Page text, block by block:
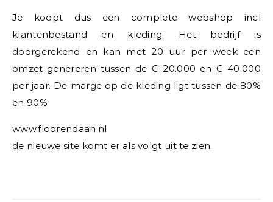
Je koopt dus een complete webshop incl
klantenbestand en kleding. Het bedrijf is
doorgerekend en kan met 20 uur per week een
omzet genereren tussen de € 20.000 en € 40.000
per jaar. De marge op de kleding ligt tussen de 80%
en 90%
www.floorendaan.nl
de nieuwe site komt er als volgt uit te zien.